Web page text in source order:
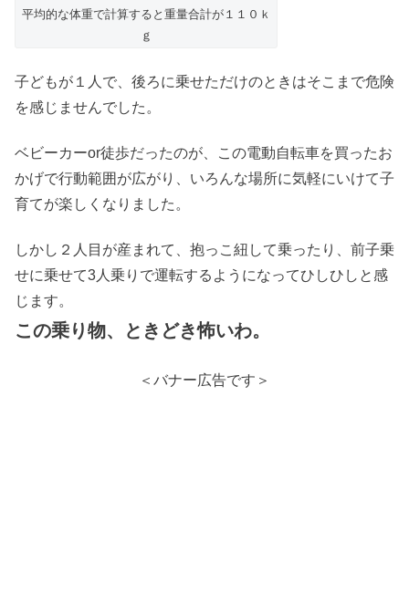
平均的な体重で計算すると重量合計が１１０ｋ
ｇ
子どもが１人で、後ろに乗せただけのときはそこまで危険
を感じませんでした。
ベビーカーor徒歩だったのが、この電動自転車を買ったお
かげで行動範囲が広がり、いろんな場所に気軽にいけて子
育てが楽しくなりました。
しかし２人目が産まれて、抱っこ紐して乗ったり、前子乗
せに乗せて3人乗りで運転するようになってひしひしと感
じます。
この乗り物、ときどき怖いわ。
＜バナー広告です＞